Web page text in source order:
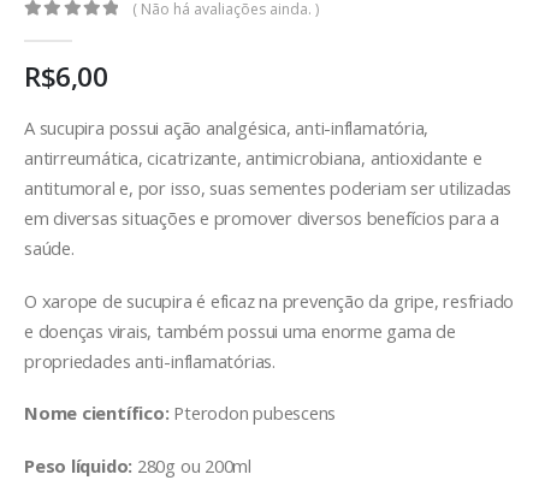
( Não há avaliações ainda. )
R$6,00
A sucupira possui ação analgésica, anti-inflamatória,
antirreumática, cicatrizante, antimicrobiana, antioxidante e
antitumoral e, por isso, suas sementes poderiam ser utilizadas
em diversas situações e promover diversos benefícios para a
saúde.
O xarope de sucupira é eficaz na prevenção da gripe, resfriado
e doenças virais, também possui uma enorme gama de
propriedades anti-inflamatórias.
Nome científico: Pterodon pubescens
Peso líquido: 280g ou 200ml